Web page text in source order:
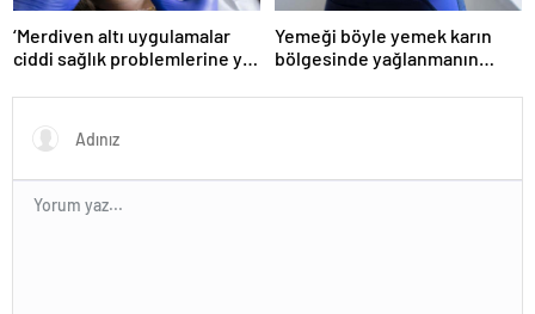
‘Merdiven altı uygulamalar
ciddi sağlık problemlerine yol
Yemeği böyle yemek karın
bölgesinde yağlanmanın